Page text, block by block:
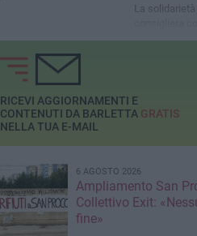
La solidarietà
Fratelli d'Italia
RICEVI AGGIORNAMENTI E
CONTENUTI DA BARLETTA GRATIS
NELLA TUA E-MAIL
6 AGOSTO 2026
Ampliamento San
Collettivo Exit:
fine»